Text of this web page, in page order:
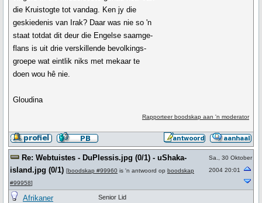
die Kruistogte tot vandag. Ken jy die
geskiedenis van Irak? Daar was nie so 'n
staat totdat dit deur die Engelse saamge-
flans is uit drie verskillende bevolkings-
groepe wat eintlik niks met mekaar te
doen wou hê nie.
Gloudina
Rapporteer boodskap aan 'n moderator
Re: Webtuistes - DuPlessis.jpg (0/1) - uShaka-
island.jpg (0/1) [boodskap #99960 is 'n antwoord op boodskap
#99958]
Sa., 30 Oktober
2004 20:01
Afrikaner Senior Lid